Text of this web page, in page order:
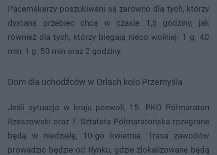
Pacemakerzy poszukiwani są zarówno dla tych, którzy
dystans przebiec chcą w czasie 1,5 godziny, jak
również dla tych, którzy biegają nieco wolniej- 1 g. 40
min, 1 g. 50 min oraz 2 godziny.
Dom dla uchodźców w Orłach koło Przemyśla
Jeśli sytuacja w kraju pozwoli, 15. PKO Półmaraton
Rzeszowski oraz 7. Sztafeta Półmaratońska rozegrane
będą w niedzielę, 10-go kwietnia. Trasa zawodów
prowadzić będzie od Rynku, gdzie zlokalizowane będą